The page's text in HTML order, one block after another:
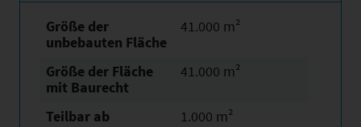
Größe der
unbebauten Fläche
41.000 m²
Größe der Fläche
mit Baurecht
41.000 m²
Teilbar ab
1.000 m²